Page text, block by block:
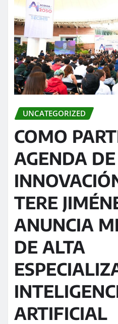
UNCATEGORIZED
COMO
AGENDA DE
TERE
ANUNCIA
DE ALTA
ARTIFICIAL